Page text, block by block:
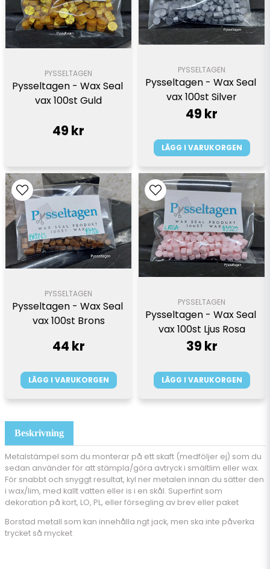
Beskrivning
Metalstämpel som du monterar på ett skaft (medföljer ej) som du
sedan använder för att stämpla/göra avtryck i smältlim eller wax.
För snabbt och snyggt resultat, kyl ner metalen innan du sätter den
i wax/lim, med kallt vatten eller is i en skål. Superfint som
dekoration på kort, LO, PL, eller försegling av brev eller paket
Borstad metall som kan innehålla ngt jack, men ska inte påverka
trycket så mycket
PYSSELTAGEN
Pysseltagen - Wax Seal
vax 100st Guld
49 kr
PYSSELTAGEN
Pysseltagen - Wax Seal
vax 100st Silver
49 kr
LÄGG I VARUKORGEN
PYSSELTAGEN
Pysseltagen - Wax Seal
vax 100st Brons
44 kr
LÄGG I VARUKORGEN
PYSSELTAGEN
Pysseltagen - Wax Seal
vax 100st Ljus Rosa
39 kr
LÄGG I VARUKORGEN